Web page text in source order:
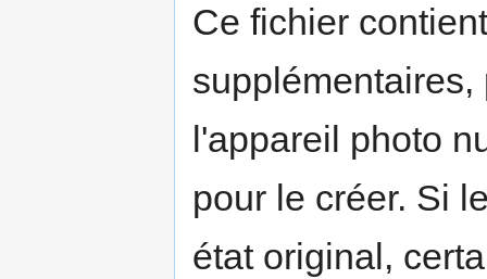
Ce fichier
l'appareil photo
pour le créer. Si
état original,